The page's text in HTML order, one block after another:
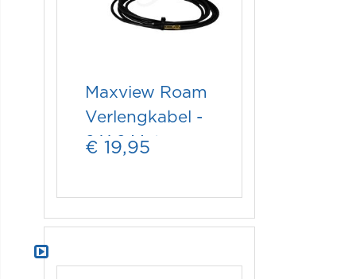
Maxview Roam
Verlengkabel -
2 X 2 Meter
€ 19,95